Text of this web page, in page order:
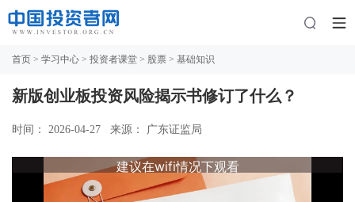
首页 > 学习中心 > 投资者课堂 > 股票 > 基础知识
新版创业板投资风险揭示书修订了什么？
时间： 2026-04-27 来源： 广东证监局